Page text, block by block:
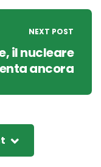
NEXT POST
il nucleare
ancora